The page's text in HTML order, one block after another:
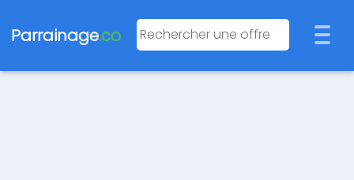
Parrainage.co